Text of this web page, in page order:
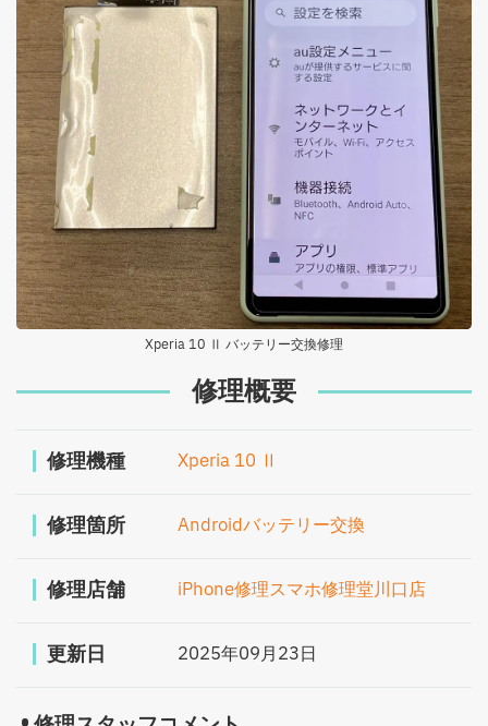
Xperia 10 Ⅱ バッテリー交換修理
修理概要
修理機種 Xperia 10 Ⅱ
修理箇所 Androidバッテリー交換
修理店舗 iPhone修理スマホ修理堂川口店
更新日 2025年09月23日